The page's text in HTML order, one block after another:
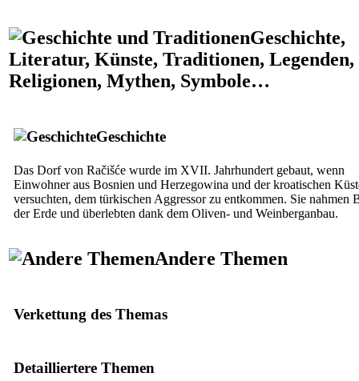
Geschichte,
Literatur, Künste, Traditionen, Legenden,
Religionen, Mythen, Symbole…
Geschichte
Das Dorf von Račišće wurde im XVII. Jahrhundert gebaut, wenn
Einwohner aus Bosnien und Herzegowina und der kroatischen
versuchten, dem türkischen Aggressor zu entkommen. Sie nahmen
der Erde und überlebten dank dem Oliven- und Weinberganbau.
Andere Themen
Verkettung des Themas
Detailliertere Themen